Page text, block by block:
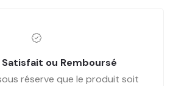
ou Remboursé
réserve que le produit soit